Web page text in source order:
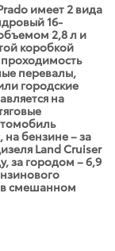
имеет 2 вида
16-
2,8 л и
коробкой
перевалы,
городские
на
на бензине – за
Land Cruiser
за городом – 6,9
в смешанном